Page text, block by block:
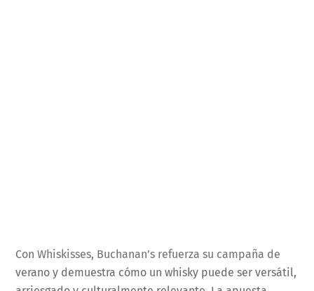
Con Whiskisses, Buchanan’s refuerza su campaña de
verano y demuestra cómo un whisky puede ser versátil,